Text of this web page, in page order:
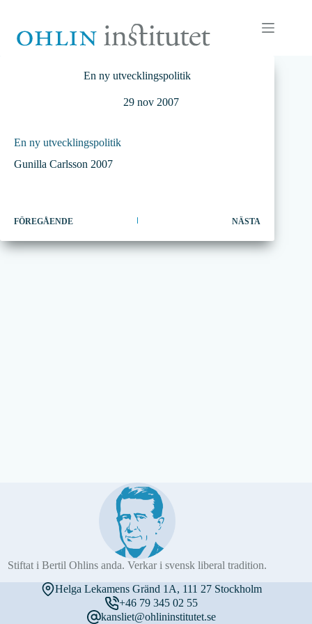
innehåll
En ny utvecklingspolitik
29 nov 2007
En ny utvecklingspolitik
Gunilla Carlsson 2007
FÖREGÅENDE NÄSTA
Stiftat i Bertil Ohlins anda. Verkar i svensk liberal tradition.
Helga Lekamens Gränd 1A, 111 27 Stockholm
+46 79 345 02 55
kansliet@ohlininstitutet.se